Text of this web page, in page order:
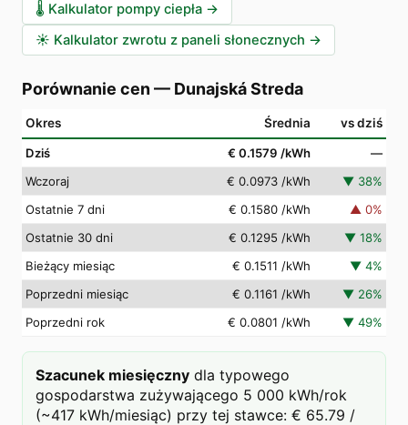
🌡️ Kalkulator pompy ciepła →
☀️ Kalkulator zwrotu z paneli słonecznych →
Porównanie cen — Dunajská Streda
Okres Średnia vs dziś
Dziś € 0.1579 /kWh
—
Wczoraj
€ 0.0973 /kWh ▼ 38%
Ostatnie 7 dni
€ 0.1580 /kWh ▲ 0%
Ostatnie 30 dni
€ 0.1295 /kWh ▼ 18%
Bieżący miesiąc
€ 0.1511 /kWh ▼ 4%
Poprzedni miesiąc
€ 0.1161 /kWh ▼ 26%
Poprzedni rok
€ 0.0801 /kWh ▼ 49%
Szacunek miesięczny dla typowego
gospodarstwa zużywającego 5 000 kWh/rok
(~417 kWh/miesiąc) przy tej stawce: € 65.79 /